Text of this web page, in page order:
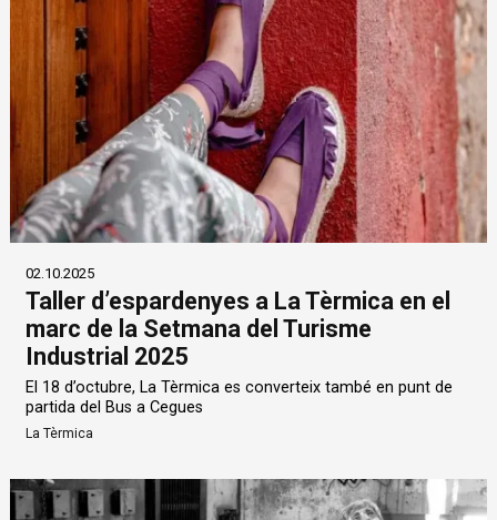
02.10.2025
Taller d’espardenyes a La Tèrmica en el
marc de la Setmana del Turisme
Industrial 2025
El 18 d’octubre, La Tèrmica es converteix també en punt de
partida del Bus a Cegues
La Tèrmica